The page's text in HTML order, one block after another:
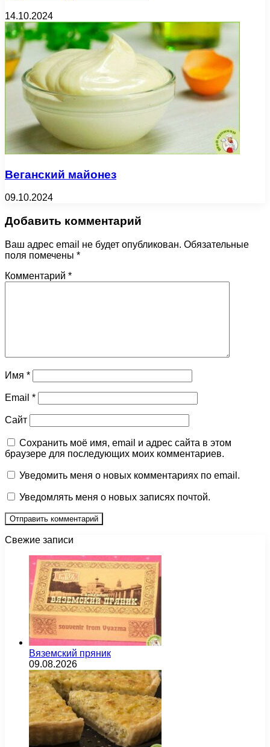
14.10.2024
Веганский майонез
09.10.2024
Добавить комментарий
Ваш адрес email не будет опубликован. Обязательные
поля помечены *
Комментарий *
Имя *
Email *
Сайт
Сохранить моё имя, email и адрес сайта в этом
браузере для последующих моих комментариев.
Уведомить меня о новых комментариях по email.
Уведомлять меня о новых записях почтой.
Свежие записи
Вяземский пряник
09.08.2026